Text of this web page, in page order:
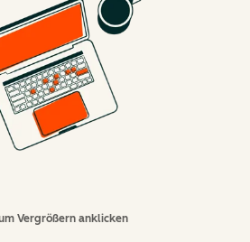
Vergrößern anklicken